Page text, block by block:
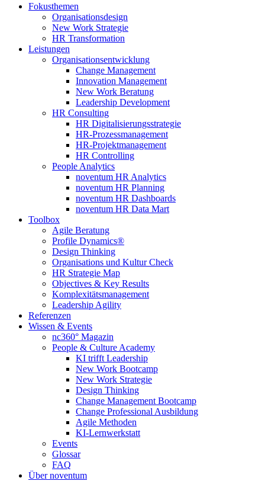
Fokusthemen
Organisationsdesign
New Work Strategie
HR Transformation
Leistungen
Organisationsentwicklung
Change Management
Innovation Management
New Work Beratung
Leadership Development
HR Consulting
HR Digitalisierungsstrategie
HR-Prozessmanagement
HR-Projektmanagement
HR Controlling
People Analytics
noventum HR Analytics
noventum HR Planning
noventum HR Dashboards
noventum HR Data Mart
Toolbox
Agile Beratung
Profile Dynamics®
Design Thinking
Organisations und Kultur Check
HR Strategie Map
Objectives & Key Results
Komplexitätsmanagement
Leadership Agility
Referenzen
Wissen & Events
nc360° Magazin
People & Culture Academy
KI trifft Leadership
New Work Bootcamp
New Work Strategie
Design Thinking
Change Management Bootcamp
Change Professional Ausbildung
Agile Methoden
KI-Lernwerkstatt
Events
Glossar
FAQ
Über noventum